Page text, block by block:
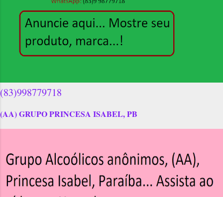
(83)998779718
(AA) GRUPO PRINCESA ISABEL, PB